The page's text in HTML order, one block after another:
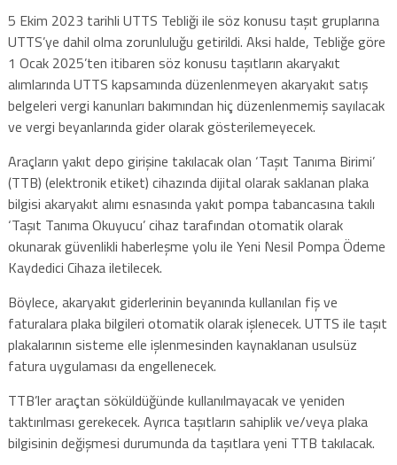
5 Ekim 2023 tarihli UTTS Tebliği ile söz konusu taşıt gruplarına
UTTS’ye dahil olma zorunluluğu getirildi. Aksi halde, Tebliğe göre
1 Ocak 2025’ten itibaren söz konusu taşıtların akaryakıt
alımlarında UTTS kapsamında düzenlenmeyen akaryakıt satış
belgeleri vergi kanunları bakımından hiç düzenlenmemiş sayılacak
ve vergi beyanlarında gider olarak gösterilemeyecek.
Araçların yakıt depo girişine takılacak olan ‘Taşıt Tanıma Birimi’
(TTB) (elektronik etiket) cihazında dijital olarak saklanan plaka
bilgisi akaryakıt alımı esnasında yakıt pompa tabancasına takılı
‘Taşıt Tanıma Okuyucu’ cihaz tarafından otomatik olarak
okunarak güvenlikli haberleşme yolu ile Yeni Nesil Pompa Ödeme
Kaydedici Cihaza iletilecek.
Böylece, akaryakıt giderlerinin beyanında kullanılan fiş ve
faturalara plaka bilgileri otomatik olarak işlenecek. UTTS ile taşıt
plakalarının sisteme elle işlenmesinden kaynaklanan usulsüz
fatura uygulaması da engellenecek.
TTB’ler araçtan söküldüğünde kullanılmayacak ve yeniden
taktırılması gerekecek. Ayrıca taşıtların sahiplik ve/veya plaka
bilgisinin değişmesi durumunda da taşıtlara yeni TTB takılacak.